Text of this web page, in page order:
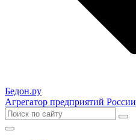
Бедон.ру
Агрегатор предприятий России